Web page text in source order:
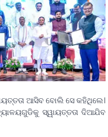
ଆସିବ ବୋଲି ସେ କହିଥିଲେ।
ସ୍ୱାୟତ୍ତତା ଦିଆଯିବ